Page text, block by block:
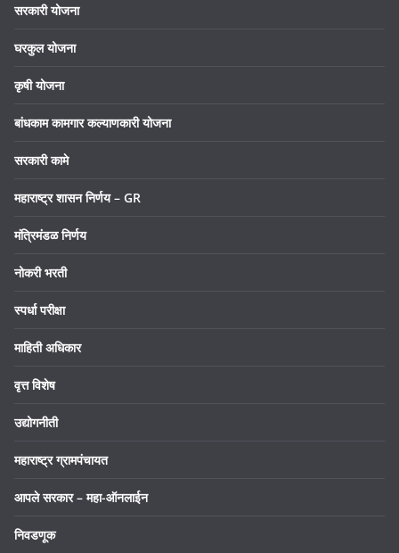
सरकारी योजना
घरकुल योजना
कृषी योजना
बांधकाम कामगार कल्याणकारी योजना
सरकारी कामे
महाराष्ट्र शासन निर्णय – GR
मंत्रिमंडळ निर्णय
नोकरी भरती
स्पर्धा परीक्षा
माहिती अधिकार
वृत्त विशेष
उद्योगनीती
महाराष्ट्र ग्रामपंचायत
आपले सरकार – महा-ऑनलाईन
निवडणूक